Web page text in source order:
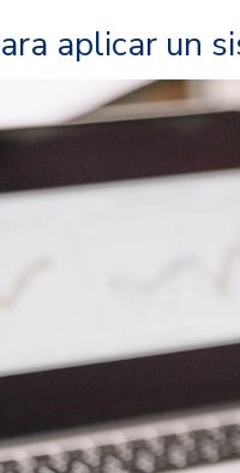
aplicar un